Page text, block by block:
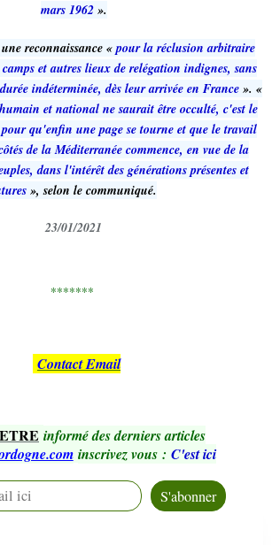
mars 1962 ».
reconnaissance «pour la réclusion arbitraire
camps et autres lieux de relégation indignes, sans
indéterminée, dès leur arrivée en France ». «
et national ne saurait être occulté, c'est le
qu'enfin une page se tourne et que le travail
de la Méditerranée commence, en vue de la
dans l'intérêt des générations présentes et
», selon le communiqué.
23/01/2021
*******
Contact Email
informé des derniers articles
inscrivez vous : C'est ici